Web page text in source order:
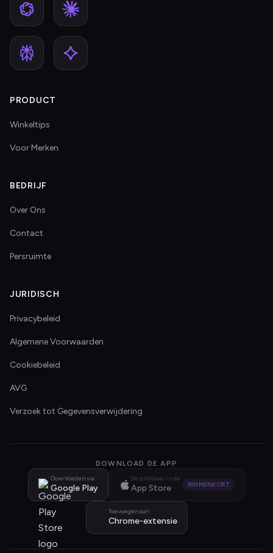
PRODUCT
Winkeltips
Voor Merken
BEDRIJF
Over Ons
Contact
Persruimte
JURIDISCH
Privacybeleid
Algemene Voorwaarden
Cookiebeleid
AVG
Verzoek tot Gegevensverwijdering
DOWNLOAD DE APP
Downloaden via
Google Play
Beschikbaar in de
App Store BINNENKORT
Toevoegen aan
Chrome-extensie